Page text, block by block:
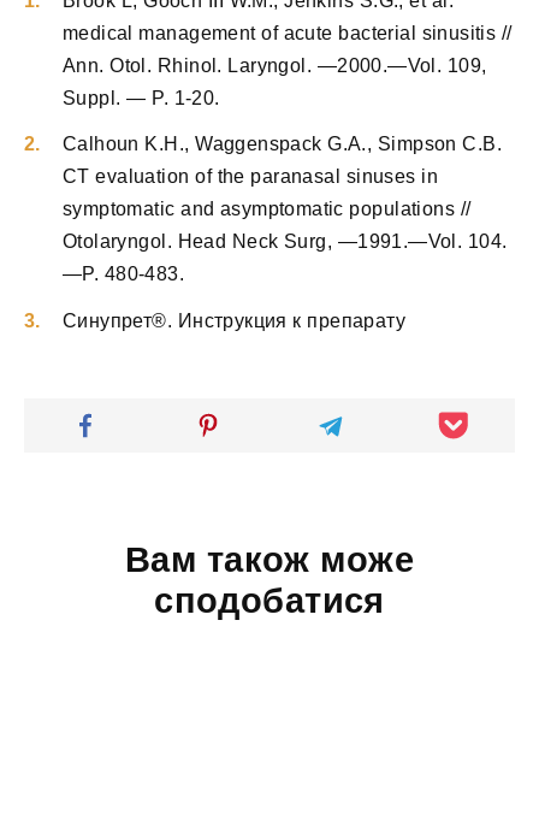
medical management of acute bacterial sinusitis //
Ann. Otol. Rhinol. Laryngol. —2000.—Vol. 109,
Suppl. — P. 1-20.
Calhoun K.H., Waggenspack G.A., Simpson C.B.
CT evaluation of the paranasal sinuses in
symptomatic and asymptomatic populations //
Otolaryngol. Head Neck Surg, —1991.—Vol. 104.
—P. 480-483.
Синупрет®. Инструкция к препарату
Вам також може
сподобатися